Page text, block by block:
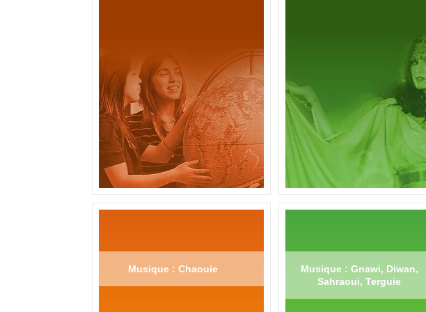
Musique : Chaouie
Musique : Gnawi, Diwan,
Sahraoui, Terguie